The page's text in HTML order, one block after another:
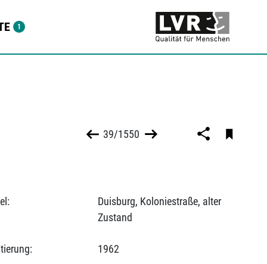
39/1550
Duisburg, Koloniestraße, alter
Zustand
1962